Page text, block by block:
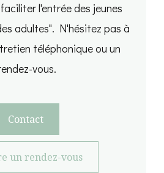
l'entrée des jeunes
adultes". N'hésitez pas à
téléphonique ou un
vous.
Contact
un rendez-vous